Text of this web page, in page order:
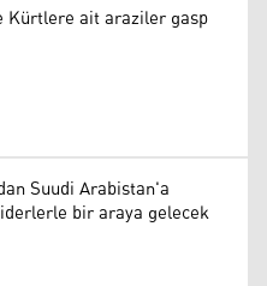
Kürtlere ait araziler gasp
Suudi Arabistan'a
bir araya gelecek